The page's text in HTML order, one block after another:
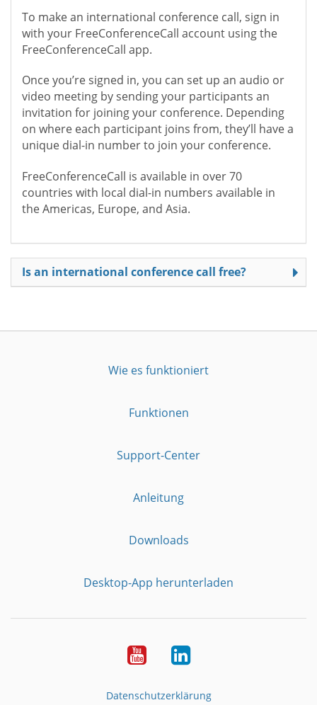
To make an international conference call, sign in
with your FreeConferenceCall account using the
FreeConferenceCall app.
Once you’re signed in, you can set up an audio or
video meeting by sending your participants an
invitation for joining your conference. Depending
on where each participant joins from, they’ll have a
unique dial-in number to join your conference.
FreeConferenceCall is available in over 70
countries with local dial-in numbers available in
the Americas, Europe, and Asia.
Is an international conference call free?
Wie es funktioniert
Funktionen
Support-Center
Anleitung
Downloads
Desktop-App herunterladen
YouTubeLinkedIn
Datenschutzerklärung